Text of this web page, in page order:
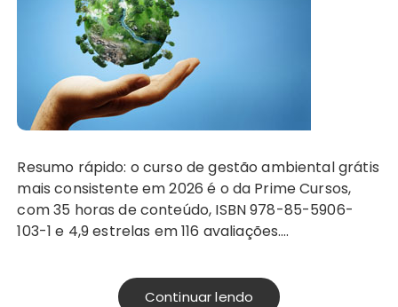
Resumo rápido: o curso de gestão ambiental grátis
mais consistente em 2026 é o da Prime Cursos,
com 35 horas de conteúdo, ISBN 978-85-5906-
103-1 e 4,9 estrelas em 116 avaliações….
Continuar lendo